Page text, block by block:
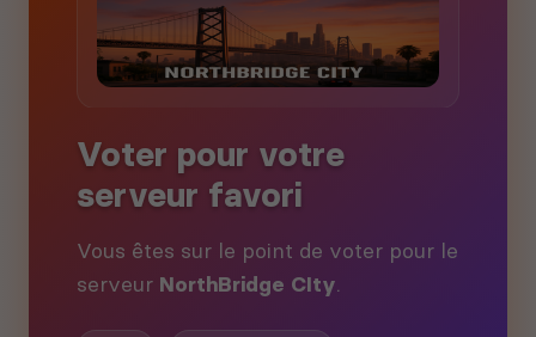
Voter pour votre
serveur favori
Vous êtes sur le point de voter pour le
serveur NorthBridge CIty.